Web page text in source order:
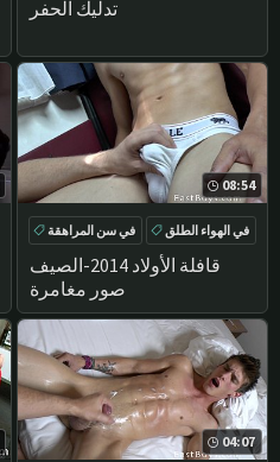
تدليك الحفر
08:54
قافلة الأولاد 2014-الصيف
صور مغامرة
في سن المراهقة
في الهواء الطلق
HANDJOB
تدليك
04:07